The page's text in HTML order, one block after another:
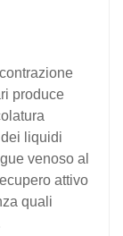
produce
liquidi
venoso al
attivo
quali